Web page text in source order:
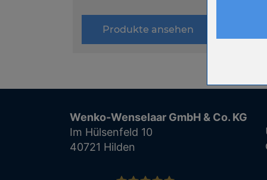
Produkte ansehen
Wenko-Wenselaar GmbH & Co. KG
Im Hülsenfeld 10
40721 Hilden
Anbieter
Cookie
Name